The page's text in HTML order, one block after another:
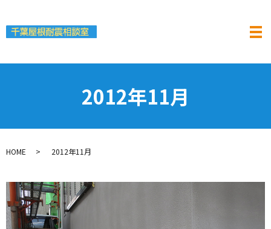
2012年11月
HOME 2012年11月